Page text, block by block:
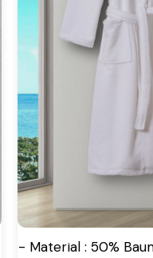
- Material : 50%